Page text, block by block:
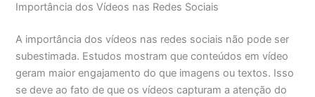
Importância dos Vídeos nas Redes Sociais
A importância dos vídeos nas redes sociais não pode ser
subestimada. Estudos mostram que conteúdos em vídeo
geram maior engajamento do que imagens ou textos. Isso
se deve ao fato de que os vídeos capturam a atenção do